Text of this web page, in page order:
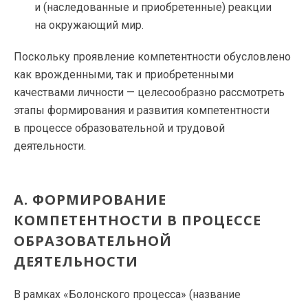
и (наследованные и приобретенные) реакции
на окружающий мир.
Поскольку проявление компетентности обусловлено
как врожденными, так и приобретенными
качествами личности — целесообразно рассмотреть
этапы формирования и развития компетентности
в процессе образовательной и трудовой
деятельности.
A. ФОРМИРОВАНИЕ
КОМПЕТЕНТНОСТИ В ПРОЦЕССЕ
ОБРАЗОВАТЕЛЬНОЙ
ДЕЯТЕЛЬНОСТИ
В рамках «Болонского процесса» (название